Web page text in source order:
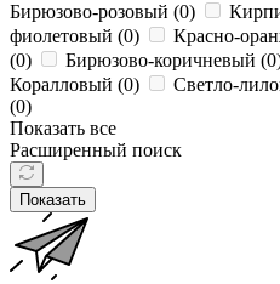
Бирюзово-розовый (0)
фиолетовый (0) Красно-
(0) Бирюзово-коричневый (0
Коралловый (0) Светло-
(0)
Показать все
Расширенный поиск
Показать